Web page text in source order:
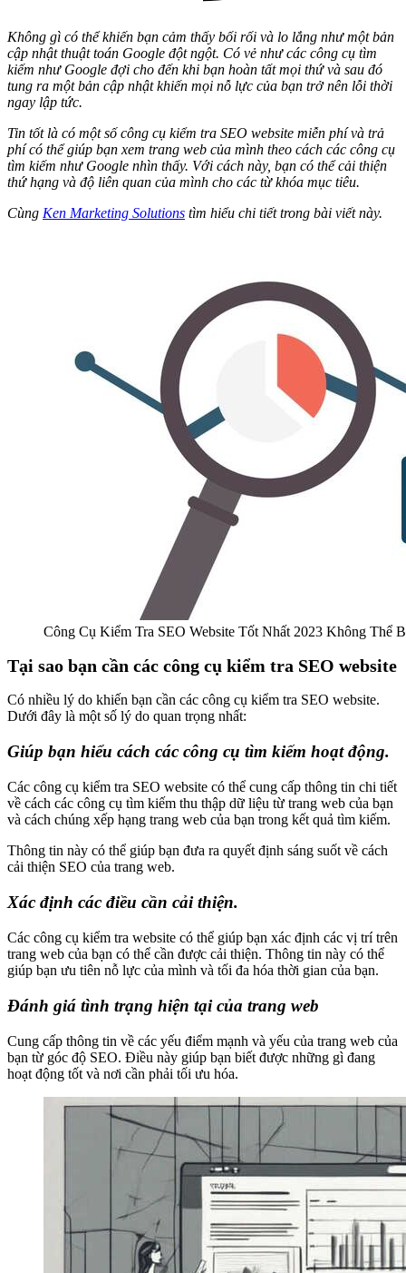
Không gì có thể khiến bạn cảm thấy bối rối và lo lắng như một bản
cập nhật thuật toán Google đột ngột. Có vẻ như các công cụ tìm
kiếm như Google đợi cho đến khi bạn hoàn tất mọi thứ và sau đó
tung ra một bản cập nhật khiến mọi nỗ lực của bạn trở nên lỗi thời
ngay lập tức.
Tin tốt là có một số công cụ kiểm tra SEO website miễn phí và trả
phí có thể giúp bạn xem trang web của mình theo cách các công cụ
tìm kiếm như Google nhìn thấy. Với cách này, bạn có thể cải thiện
thứ hạng và độ liên quan của mình cho các từ khóa mục tiêu.
Cùng Ken Marketing Solutions tìm hiểu chi tiết trong bài viết này.
Công Cụ Kiểm Tra SEO Website Tốt Nhất 2023 Không Thể
Tại sao bạn cần các công cụ kiểm tra SEO website
Có nhiều lý do khiến bạn cần các công cụ kiểm tra SEO website.
Dưới đây là một số lý do quan trọng nhất:
Giúp bạn hiểu cách các công cụ tìm kiếm hoạt động.
Các công cụ kiểm tra SEO website có thể cung cấp thông tin chi tiết
về cách các công cụ tìm kiếm thu thập dữ liệu từ trang web của bạn
và cách chúng xếp hạng trang web của bạn trong kết quả tìm kiếm.
Thông tin này có thể giúp bạn đưa ra quyết định sáng suốt về cách
cải thiện SEO của trang web.
Xác định các điều cần cải thiện.
Các công cụ kiểm tra website có thể giúp bạn xác định các vị trí trên
trang web của bạn có thể cần được cải thiện. Thông tin này có thể
giúp bạn ưu tiên nỗ lực của mình và tối đa hóa thời gian của bạn.
Đánh giá tình trạng hiện tại của trang web
Cung cấp thông tin về các yếu điểm mạnh và yếu của trang web của
bạn từ góc độ SEO. Điều này giúp bạn biết được những gì đang
hoạt động tốt và nơi cần phải tối ưu hóa.